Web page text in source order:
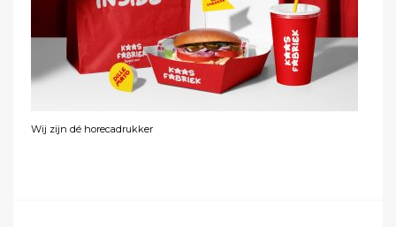
Wij zijn dé horecadrukker